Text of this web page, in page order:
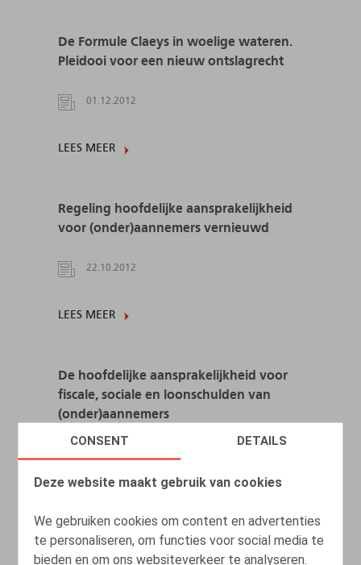
CONSENT DETAILS
Deze website maakt gebruik van cookies
We gebruiken cookies om content en advertenties
te personaliseren, om functies voor social media te
bieden en om ons websiteverkeer te analyseren.
De Formule Claeys in woelige wateren.
Pleidooi voor een nieuw ontslagrecht
01.12.2012
LEES MEER
Regeling hoofdelijke aansprakelijkheid
voor (onder)aannemers vernieuwd
22.10.2012
LEES MEER
De hoofdelijke aansprakelijkheid voor
fiscale, sociale en loonschulden van
(onder)aannemers
La Formule Claeys dans la tourmente.